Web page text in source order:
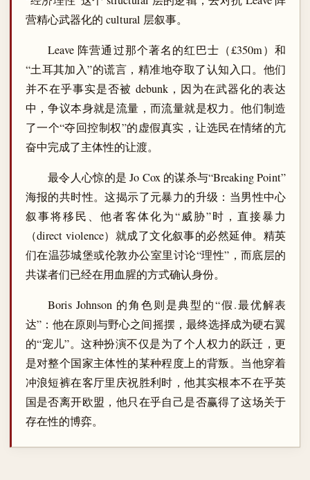
营精心武器化的 cultural 层叙事。
Leave 阵营通过那个著名的红巴士（£350m）和
“土耳其加入”的谎言，精准地夺取了认知入口。他们
并不在乎事实是否被 debunk，因为在武器化的表达
中，争议本身就是流量，而流量就是权力。他们制造
了一个“夺回控制权”的虚假真实，让选民在情绪的亢
奋中完成了主体性的让渡。
最令人心惊的是 Jo Cox 的谋杀与“Breaking Point”
海报的共时性。这揭示了元暴力的升级：当男性中心
叙事将移民、他者客体化为“威胁”时，直接暴力
（direct violence）就成了文化叙事的必然延伸。精英
们在温莎城堡或伦敦办公室里讨论“理性”，而底层的
共谋者们已经在用血腥的方式确认身份。
Boris Johnson 的角色则是典型的“假.最优解表
达”：他在原则与野心之间摇摆，最终选择成为硬右翼
的“宠儿”。这种扮演不仅是为了个人权力的跃迁，更
是对整个国家主体性的某种程度上的背叛。当他穿着
冲浪短裤在客厅里庆祝胜利时，他其实根本不在乎英
国是否离开欧盟，他只在乎自己是否赢得了这场关于
存在性的博弈。